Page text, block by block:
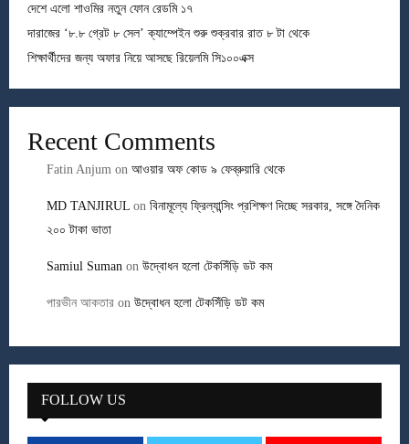
দেশে এলো শাওমির নতুন ফোন রেডমি ১৭
দারাজের ‘৮.৮ গ্রেট ৮ সেল’ ক্যাম্পেইন শুরু শুক্রবার রাত ৮ টা থেকে
শিক্ষার্থীদের জন্য অফার নিয়ে আসছে রিয়েলমি সি১০০এক্স
Recent Comments
Fatin Anjum on আওয়ার অফ কোড ৯ ফেব্রুয়ারি থেকে
MD TANJIRUL on বিনামূল্যে ফ্রিল্যান্সিং প্রশিক্ষণ দিচ্ছে সরকার, সঙ্গে দৈনিক
২০০ টাকা ভাতা
Samiul Suman on উদ্বোধন হলো টেকসিঁড়ি ডট কম
পারভীন আকতার on উদ্বোধন হলো টেকসিঁড়ি ডট কম
FOLLOW US